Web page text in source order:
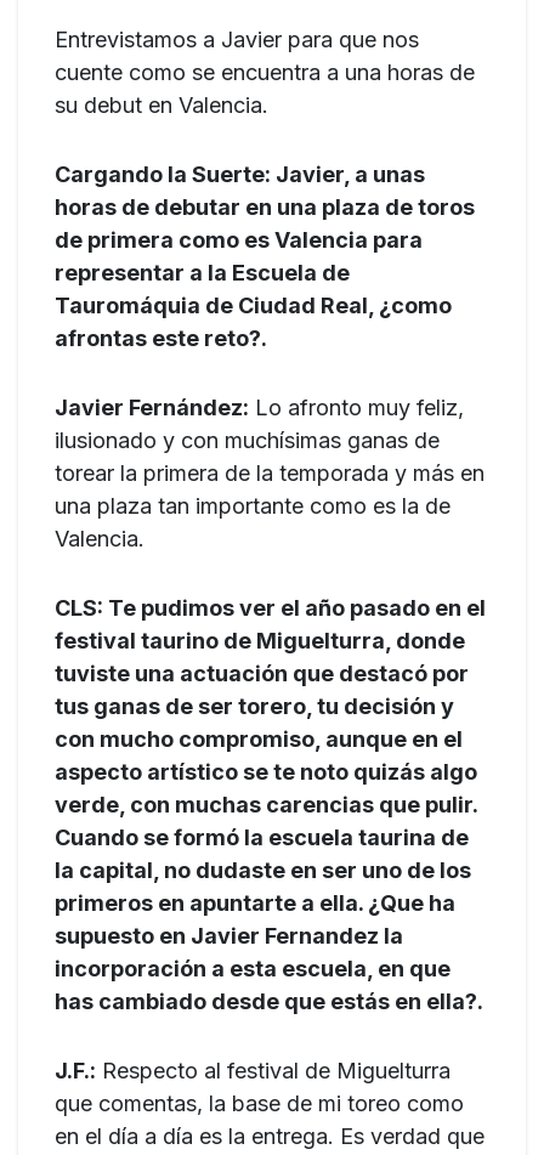
Entrevistamos a Javier para que nos
cuente como se encuentra a una horas de
su debut en Valencia.
Cargando la Suerte: Javier, a unas
horas de debutar en una plaza de toros
de primera como es Valencia para
representar a la Escuela de
Tauromáquia de Ciudad Real, ¿como
afrontas este reto?.
Javier Fernández: Lo afronto muy feliz,
ilusionado y con muchísimas ganas de
torear la primera de la temporada y más en
una plaza tan importante como es la de
Valencia.
CLS: Te pudimos ver el año pasado en el
festival taurino de Miguelturra, donde
tuviste una actuación que destacó por
tus ganas de ser torero, tu decisión y
con mucho compromiso, aunque en el
aspecto artístico se te noto quizás algo
verde, con muchas carencias que pulir.
Cuando se formó la escuela taurina de
la capital, no dudaste en ser uno de los
primeros en apuntarte a ella. ¿Que ha
supuesto en Javier Fernandez la
incorporación a esta escuela, en que
has cambiado desde que estás en ella?.
J.F.: Respecto al festival de Miguelturra
que comentas, la base de mi toreo como
en el día a día es la entrega. Es verdad que